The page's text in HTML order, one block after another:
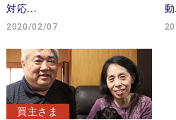
対応...
2020/02/07
買主さま